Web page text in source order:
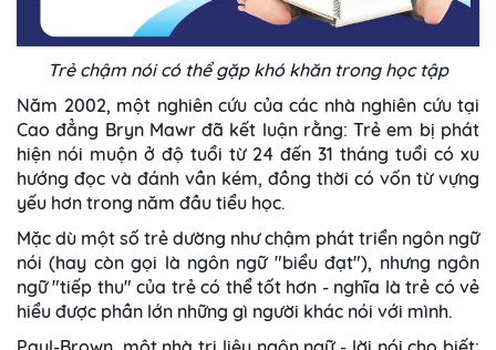
Trẻ chậm nói có thể gặp khó khăn trong học tập
Năm 2002, một nghiên cứu của các nhà nghiên cứu tại
Cao đẳng Bryn Mawr đã kết luận rằng: Trẻ em bị phát
hiện nói muộn ở độ tuổi từ 24 đến 31 tháng tuổi có xu
hướng đọc và đánh vần kém, đồng thời có vốn từ vựng
yếu hơn trong năm đầu tiểu học.
Mặc dù một số trẻ dường như chậm phát triển ngôn ngữ
nói (hay còn gọi là ngôn ngữ "biểu đạt"), nhưng ngôn
ngữ "tiếp thu" của trẻ có thể tốt hơn - nghĩa là trẻ có vẻ
hiểu được phần lớn những gì người khác nói với mình.